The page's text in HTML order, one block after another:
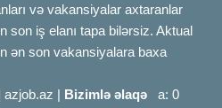
və vakansiyalar axtaranlar
son iş elanı tapa bilərsiz. Aktual
ən son vakansiyalara baxa
azjob.az | Bizimlə əlaqə a: 0